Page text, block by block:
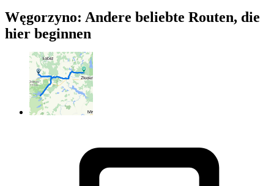
Węgorzyno: Andere beliebte Routen, die
hier beginnen